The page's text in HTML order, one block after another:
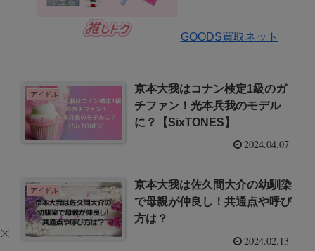
GOODS買取ネット
アイドル
京本大我はコナン検定1級のガ
チファン！光本兵我のモデル
に？【SixTONES】
2024.04.07
アイドル
京本大我は佐久間大介の幼馴染
で母親が仲良し！共通点や呼び
方は？
2024.02.13